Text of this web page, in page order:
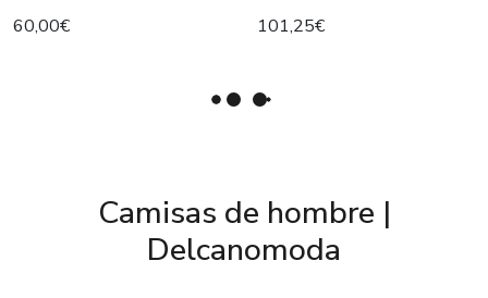
60,00€ 101,25€
Camisas de hombre |
Delcanomoda